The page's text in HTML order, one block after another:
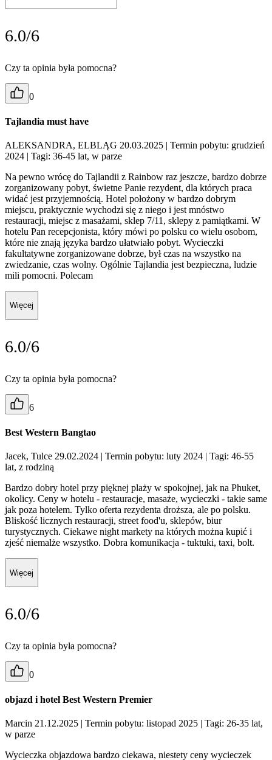
6.0/6
Czy ta opinia była pomocna?
0
Tajlandia must have
ALEKSANDRA, ELBLĄG 20.03.2025 | Termin pobytu: grudzień
2024 | Tagi: 36-45 lat, w parze
Na pewno wrócę do Tajlandii z Rainbow raz jeszcze, bardzo dobrze
zorganizowany pobyt, świetne Panie rezydent, dla których praca
widać jest przyjemnością. Hotel położony w bardzo dobrym
miejscu, praktycznie wychodzi się z niego i jest mnóstwo
restauracji, miejsc z masażami, sklep 7/11, sklepy z pamiątkami. W
hotelu Pan recepcjonista, który mówi po polsku co wielu osobom,
które nie znają języka bardzo ułatwiało pobyt. Wycieczki
fakultatywne zorganizowane dobrze, był czas na wszystko na
zwiedzanie, czas wolny. Ogólnie Tajlandia jest bezpieczna, ludzie
mili pomocni. Polecam
Więcej
6.0/6
Czy ta opinia była pomocna?
6
Best Western Bangtao
Jacek, Tulce 29.02.2024 | Termin pobytu: luty 2024 | Tagi: 46-55
lat, z rodziną
Bardzo dobry hotel przy pięknej plaży w spokojnej, jak na Phuket,
okolicy. Ceny w hotelu - restauracje, masaże, wycieczki - takie same
jak poza hotelem. Tylko oferta rezydenta droższa, ale po polsku.
Bliskość licznych restauracji, street food'u, sklepów, biur
turystycznych. Ciekawe night markety na których można kupić i
zjeść niemalże wszystko. Dobra komunikacja - tuktuki, taxi, bolt.
Więcej
6.0/6
Czy ta opinia była pomocna?
0
objazd i hotel Best Western Premier
Marcin 21.12.2025 | Termin pobytu: listopad 2025 | Tagi: 26-35 lat,
w parze
Wycieczka objazdowa bardzo ciekawa, niestety ceny wycieczek